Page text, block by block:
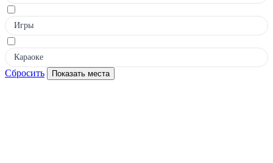
Игры
Караоке
Сбросить Показать места